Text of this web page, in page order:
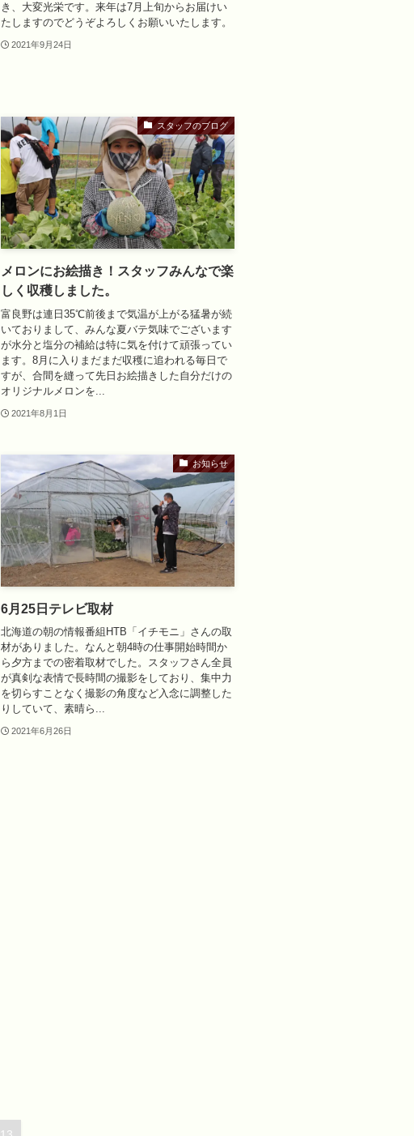
き、大変光栄です。来年は7月上旬からお届けい
たしますのでどうぞよろしくお願いいたします。
2021年9月24日
スタッフのブログ
メロンにお絵描き！スタッフみんなで楽
しく収穫しました。
富良野は連日35℃前後まで気温が上がる猛暑が続
いておりまして、みんな夏バテ気味でございます
が水分と塩分の補給は特に気を付けて頑張ってい
ます。8月に入りまだまだ収穫に追われる毎日で
すが、合間を縫って先日お絵描きした自分だけの
オリジナルメロンを...
2021年8月1日
お知らせ
6月25日テレビ取材
北海道の朝の情報番組HTB「イチモニ」さんの取
材がありました。なんと朝4時の仕事開始時間か
ら夕方までの密着取材でした。スタッフさん全員
が真剣な表情で長時間の撮影をしており、集中力
を切らすことなく撮影の角度など入念に調整した
りしていて、素晴ら...
2021年6月26日